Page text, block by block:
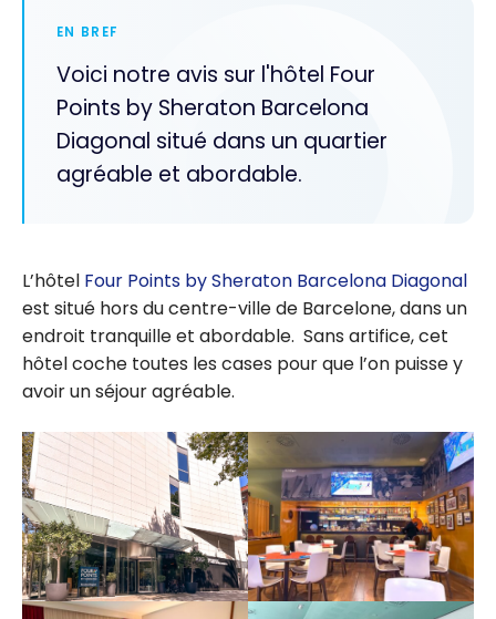
EN BREF
Voici notre avis sur l'hôtel Four
Points by Sheraton Barcelona
Diagonal situé dans un quartier
agréable et abordable.
L’hôtel Four Points by Sheraton Barcelona Diagonal
est situé hors du centre-ville de Barcelone, dans un
endroit tranquille et abordable. Sans artifice, cet
hôtel coche toutes les cases pour que l’on puisse y
avoir un séjour agréable.